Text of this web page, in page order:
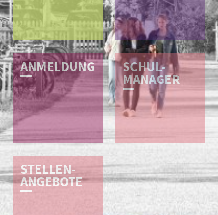
ANMELDUNG SCHUL-
MANAGER
STELLEN-
ANGEBOTE